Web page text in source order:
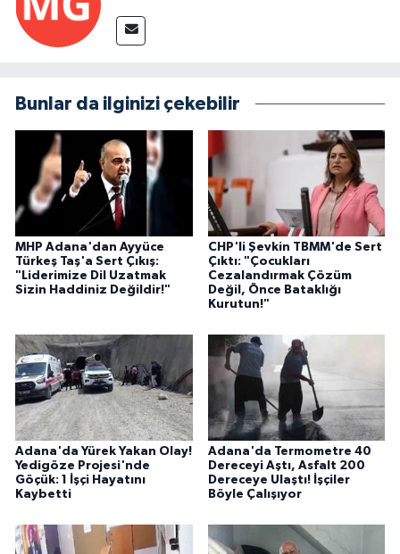
Bunlar da ilginizi çekebilir
MHP Adana'dan Ayyüce
Türkeş Taş'a Sert Çıkış:
"Liderimize Dil Uzatmak
Sizin Haddiniz Değildir!"
CHP'li Şevkin TBMM'de Sert
Çıktı: "Çocukları
Cezalandırmak Çözüm
Değil, Önce Bataklığı
Kurutun!"
Adana'da Yürek Yakan Olay!
Yedigöze Projesi'nde
Göçük: 1 İşçi Hayatını
Kaybetti
Adana'da Termometre 40
Dereceyi Aştı, Asfalt 200
Dereceye Ulaştı! İşçiler
Böyle Çalışıyor